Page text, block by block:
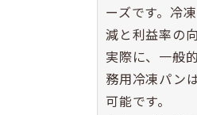
ーズです。冷
減と利益率の
実際に、一般
務用冷凍パン
可能です。